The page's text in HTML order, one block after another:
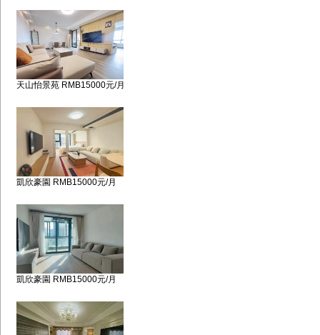
天山怡景苑 RMB15000元/月
凱欣豪園 RMB15000元/月
凱欣豪園 RMB15000元/月